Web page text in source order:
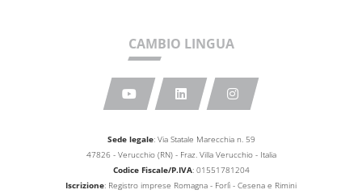
Sede legale: Via Statale Marecchia n. 59
47826 - Verucchio (RN) - Fraz. Villa Verucchio - Italia
Codice Fiscale/P.IVA: 01551781204
Iscrizione: Registro imprese Romagna - Forlì - Cesena e Rimini
CAMBIO LINGUA